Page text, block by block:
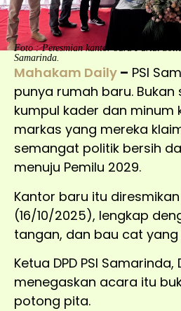
Foto : Peresmian kantor baru Partai
Samarinda.
Mahakam Daily – PSI
punya rumah baru.
kumpul kader dan minum
markas yang mereka
semangat politik bersih
menuju Pemilu 2029.
Kantor baru itu
(16/10/2025), lengkap
tangan, dan bau cat yang
Ketua DPD PSI
menegaskan acara itu
potong pita.